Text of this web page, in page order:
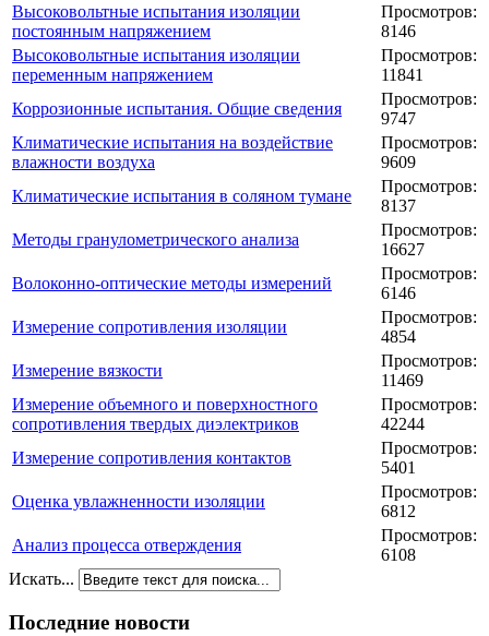
Высоковольтные испытания изоляции
постоянным напряжением
Просмотров:
8146
Высоковольтные испытания изоляции
переменным напряжением
Просмотров:
11841
Коррозионные испытания. Общие сведения
Просмотров:
9747
Климатические испытания на воздействие
влажности воздуха
Просмотров:
9609
Климатические испытания в соляном тумане
Просмотров:
8137
Методы гранулометрического анализа
Просмотров:
16627
Волоконно-оптические методы измерений
Просмотров:
6146
Измерение сопротивления изоляции
Просмотров:
4854
Измерение вязкости
Просмотров:
11469
Измерение объемного и поверхностного
сопротивления твердых диэлектриков
Просмотров:
42244
Измерение сопротивления контактов
Просмотров:
5401
Оценка увлажненности изоляции
Просмотров:
6812
Анализ процесса отверждения
Просмотров:
6108
Искать...
Последние новости